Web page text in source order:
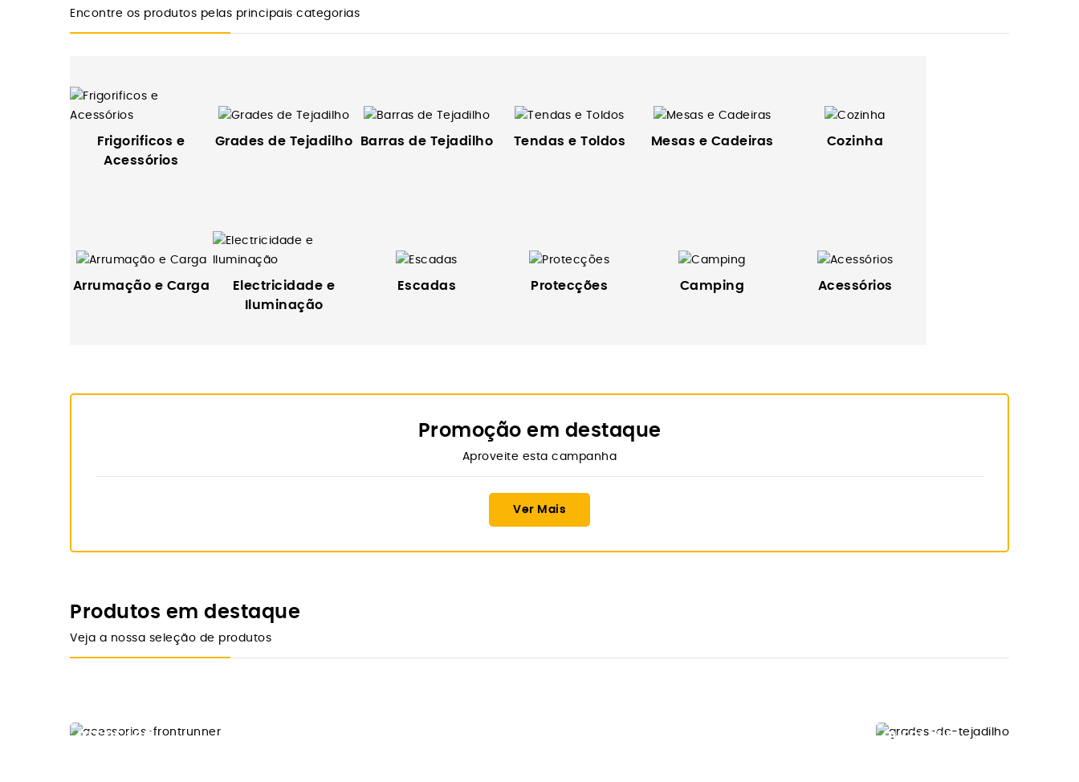
Encontre os produtos pelas principais categorias
Frigorificos e
Acessórios
Grades de Tejadilho Barras de Tejadilho Tendas e Toldos Mesas e Cadeiras Cozinha
Arrumação e Carga
Electricidade e
Iluminação
Escadas Protecções Camping Acessórios
Promoção em destaque
Aproveite esta campanha
Ver Mais
Produtos em destaque
Veja a nossa seleção de produtos
DESDE 10€ OVERLAND